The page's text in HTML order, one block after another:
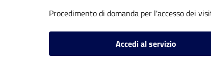
Procedimento di domanda per l'accesso dei
Accedi al servizio